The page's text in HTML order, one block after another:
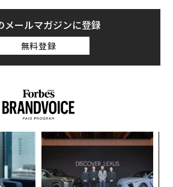
化物質と濃縮果糖が豊富なはちみ
コール残留物をすばやく取り除くの
いる。
メールマガジンに登録
無料登録